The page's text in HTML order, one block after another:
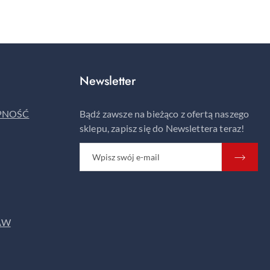
Newsletter
Bądź zawsze na bieżąco z ofertą naszego
sklepu, zapisz się do Newslettera teraz!